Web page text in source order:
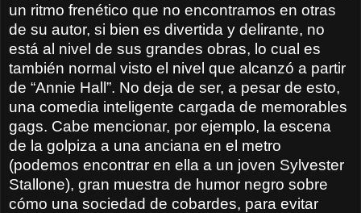
un ritmo frenético que no encontramos en otras
de su autor, si bien es divertida y delirante, no
está al nivel de sus grandes obras, lo cual es
también normal visto el nivel que alcanzó a partir
de “Annie Hall”. No deja de ser, a pesar de esto,
una comedia inteligente cargada de memorables
gags. Cabe mencionar, por ejemplo, la escena
de la golpiza a una anciana en el metro
(podemos encontrar en ella a un joven Sylvester
Stallone), gran muestra de humor negro sobre
cómo una sociedad de cobardes, para evitar